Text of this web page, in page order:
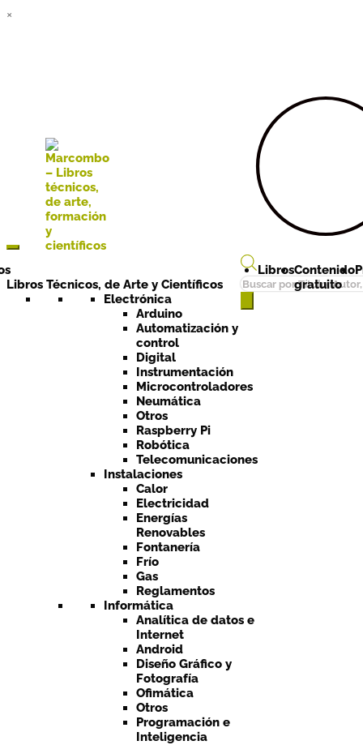
×
Búsqueda
de
Libros Técnicos, de Arte y Científicos
Electrónica
Arduino
Automatización y
control
Digital
Instrumentación
Microcontroladores
Neumática
Otros
Raspberry Pi
Robótica
Telecomunicaciones
Instalaciones
Calor
Electricidad
Energías
Renovables
Fontanería
Frío
Gas
Reglamentos
Informática
Analítica de datos e
Internet
Android
Diseño Gráfico y
Fotografía
Ofimática
Otros
Programación e
Inteligencia
LibrosContenido
gratuito